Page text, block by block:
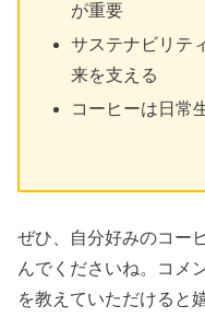
が重要
サステナビリテ
来を支える
コーヒーは日常
ぜひ、自分好みのコー
んでくださいね。コメ
を教えていただけると